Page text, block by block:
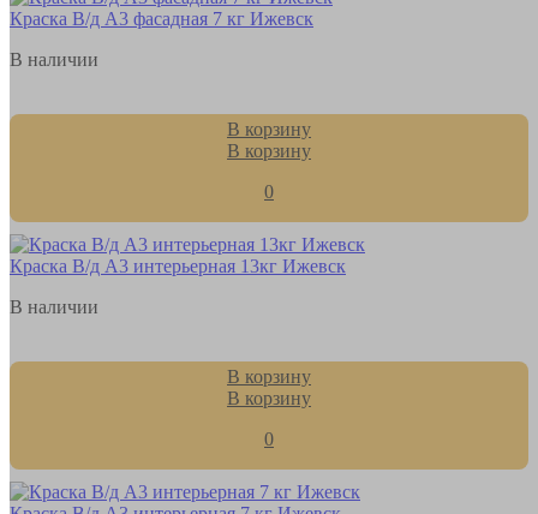
Краска В/д А3 фасадная 7 кг Ижевск
В наличии
В корзину
В корзину
0
Краска В/д А3 интерьерная 13кг Ижевск
В наличии
В корзину
В корзину
0